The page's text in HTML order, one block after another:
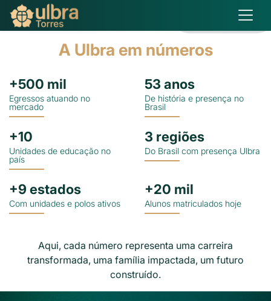
Matricule-se
A Ulbra em números
+500 mil
Egressos atuando no
mercado
53 anos
De história e presença no
Brasil
+10
Unidades de educação no
país
3 regiões
Do Brasil com presença Ulbra
+9 estados
Com unidades e polos ativos
+20 mil
Alunos matriculados hoje
Aqui, cada número representa uma carreira
transformada, uma família impactada, um futuro
construído.